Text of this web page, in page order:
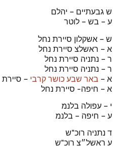
ש גבעתיים – יהלם
ע – בש – לוטר
ש – אשקלון סיירת נחל
א – ראשלצ סיירת נחל
ר – נתניה סיירת נחל
ר – נתניה סיירת נחל
א – באר שבע כושר קרבי –
א – חיפה- סיירת נחל
י – עפולה בלנמ
ע – חיפה – בלנמ
ד נתניה רוכ"ש
ע ראשל״צ רוכ"ש